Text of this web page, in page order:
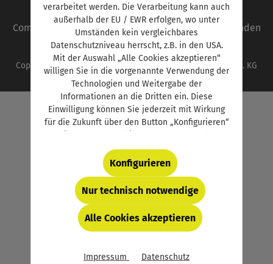
autoKAUFMANN ist eine Marke der Vogel
Communications Group. Unser gesamtes Angebot finden
Sie unter www.vogel.de
Copyright © 2026 Vogel Communications Group GmbH & Co. KG
verarbeitet werden. Die Verarbeitung kann auch
außerhalb der EU / EWR erfolgen, wo unter
Umständen kein vergleichbares
Datenschutzniveau herrscht, z.B. in den USA.
Mit der Auswahl „Alle Cookies akzeptieren“
willigen Sie in die vorgenannte Verwendung der
Technologien und Weitergabe der
Informationen an die Dritten ein. Diese
Einwilligung können Sie jederzeit mit Wirkung
für die Zukunft über den Button „Konfigurieren“
in unserem Cookie-Management-Tool
widerrufen. Weitere Informationen über die
verwendeten Technologien, Anbieter,
Speicherdauer, Empfänger,
Drittstaatenübermittlung und mögliche
Änderungen Ihrer Einstellungen, einschließlich
für essentielle (d.h. technisch bzw. funktional
notwendige) Cookies, finden Sie in der unten
Nur technisch notwendige
Konfigurieren
Alle Cookies akzeptieren
Impressum Datenschutz